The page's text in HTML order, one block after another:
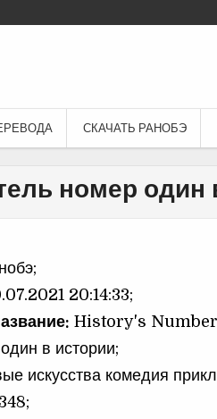
СКАЧАТЬ РАНОБЭ
номер один
20:14:33;
History's
в истории;
искусства комедия
348;